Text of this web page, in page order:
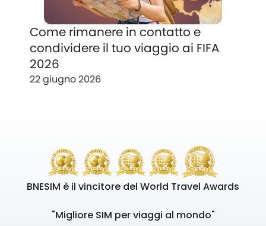
Come rimanere in contatto e
condividere il tuo viaggio ai FIFA
2026
22 giugno 2026
BNESIM è il vincitore del World Travel Awards
"Migliore SIM per viaggi al mondo"